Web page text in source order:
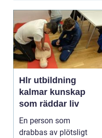
Hlr utbildning
kalmar kunskap
som räddar liv
En person som
drabbas av plötsligt